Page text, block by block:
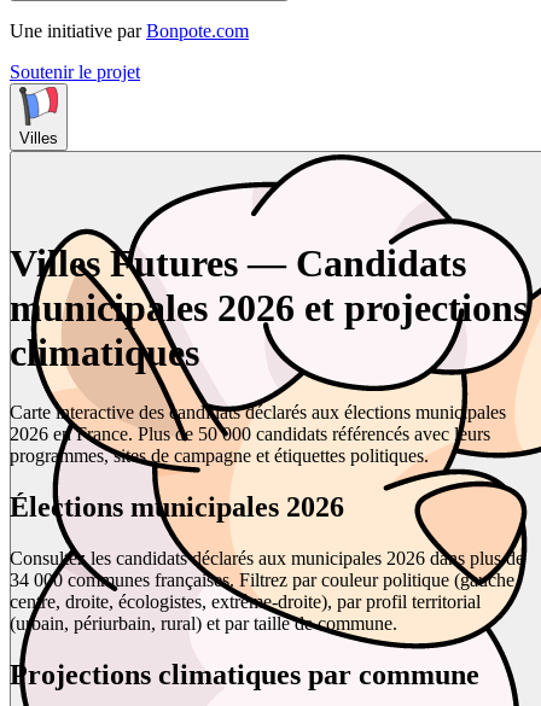
Une initiative par Bonpote.com
Soutenir le projet
Villes
Villes Futures — Candidats
municipales 2026 et projections
climatiques
Carte interactive des candidats déclarés aux élections municipales
2026 en France. Plus de 50 000 candidats référencés avec leurs
programmes, sites de campagne et étiquettes politiques.
Élections municipales 2026
Consultez les candidats déclarés aux municipales 2026 dans plus de
34 000 communes françaises. Filtrez par couleur politique (gauche,
centre, droite, écologistes, extrême-droite), par profil territorial
(urbain, périurbain, rural) et par taille de commune.
Projections climatiques par commune